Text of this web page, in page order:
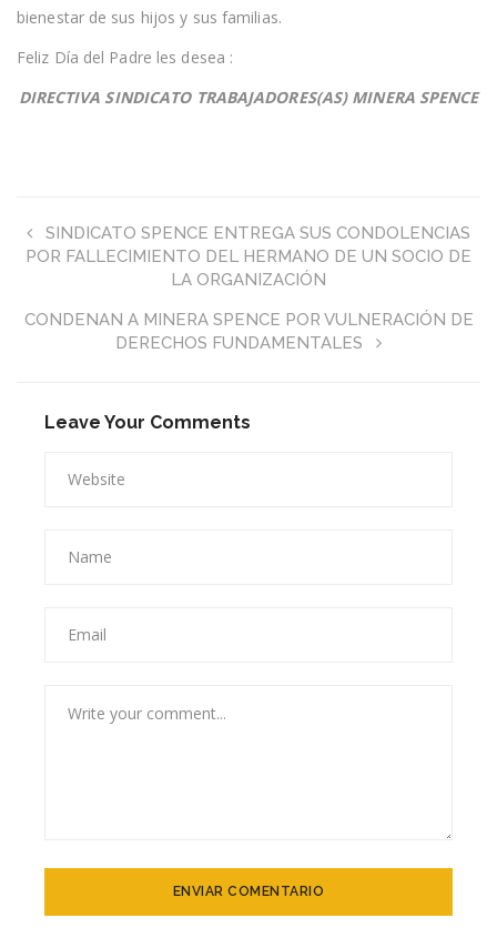
bienestar de sus hijos y sus familias.
Feliz Día del Padre les desea :
DIRECTIVA SINDICATO TRABAJADORES(AS) MINERA SPENCE
SINDICATO SPENCE ENTREGA SUS CONDOLENCIAS
POR FALLECIMIENTO DEL HERMANO DE UN SOCIO DE
LA ORGANIZACIÓN
CONDENAN A MINERA SPENCE POR VULNERACIÓN DE
DERECHOS FUNDAMENTALES
Leave Your Comments